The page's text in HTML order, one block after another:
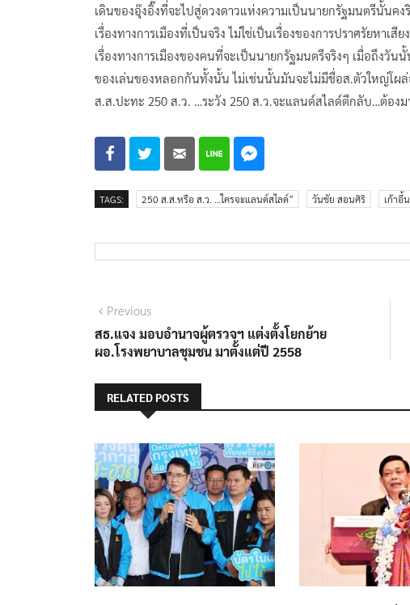
เดินของอุ๊งอิ๊งที่จะไปสู่ดวงดาวแห่งความเป็นนายกรัฐมนตรีนั้นค
เรื่องทางการเมืองที่เป็นจริง ไม่ใช่เป็นเรื่องของการปราศรัยหาเ
เรื่องทางการเมืองของคนที่จะเป็นนายกรัฐมนตรีจริงๆ เมื่อถึงวัน
ของเล่นของหลอกกันทั้งนั้น ไม่เช่นนั้นมันจะไม่มีชื่อส.ตัวใหญ่โผ
ส.ส.ปะทะ 250 ส.ว. …ระวัง 250 ส.ว.จะแลนด์สไลด์ตีกลับ…ต้อง
TAGS: 250 ส.ส.หรือ ส.ว. …ใครจะแลนด์สไลด์” วันชัย สอนศิริ เก้าอี้
แนะแนว
เรื่อง
PreviousPrevious
post:
สธ.แจง มอบอำนาจผู้ตรวจฯ แต่งตั้งโยกย้าย
ผอ.โรงพยาบาลชุมชน มาตั้งแต่ปี 2558
RELATED POSTS